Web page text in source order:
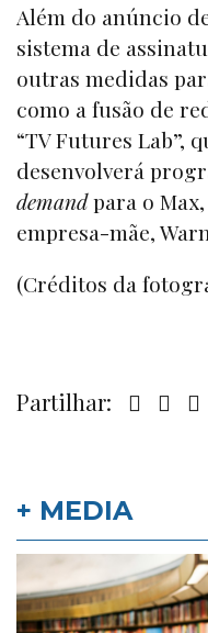
Além do anúncio
sistema de
outras medidas
como a fusão de
“TV Futures Lab”,
desenvolverá
demandpara o
empresa-mãe,
(Créditos da
Partilhar:
+ MEDIA